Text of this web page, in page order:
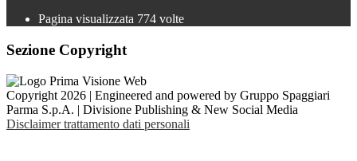
Pagina visualizzata 774 volte
Sezione Copyright
Copyright 2026 | Engineered and powered by Gruppo Spaggiari
Parma S.p.A. | Divisione Publishing & New Social Media
Disclaimer trattamento dati personali